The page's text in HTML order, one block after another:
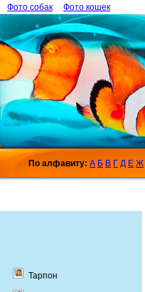
Фото собак Фото кошек
По алфавиту: А Б В Г Д Е Ж
Тарпон